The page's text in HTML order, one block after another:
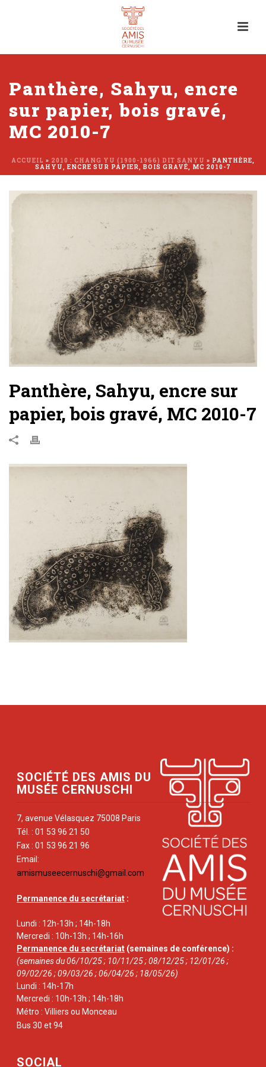
Panthère, Sahyu, encre
sur papier, bois gravé,
MC 2010-7
ACCUEIL » 2010 : CHANG YU (1900-1966) DIT SANYU » PANTHÈRE,
SAHYU, ENCRE SUR PAPIER, BOIS GRAVÉ, MC 2010-7
Panthère, Sahyu, encre sur
papier, bois gravé, MC 2010-7
SOCIÉTÉ DES AMIS DU
MUSÉE CERNUSCHI
7, avenue Vélasquez 75008 Paris
Tél. : 01 53 96 21 50
Fax : 01 53 96 21 96
Email:
amismuseecernuschi@gmail.com
Permanence du secrétariat :
Lundi : 12h-13h ; 14h-18h
Mercredi : 10h-13h ; 14h-16h
Permanence du secrétariat (semaines de conférence) :
(semaines du 06/10/25 ; 10/11/25 ; 08/12/25 ; 12/01/26 ;
09/02/26 ; 09/03/26 ; 06/04/26 ; 18/05/26)
Lundi : 14h-17h
Mercredi : 10h-13h ; 14h-18h
Métro : Villiers ou Monceau
Bus 30 et 94
SOCIAL